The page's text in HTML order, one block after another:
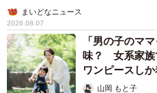
まいどなニュース
2026.08.07
「男の子のマ
味？ 女系家族
ワンピースし
へんが…
山岡 もと子